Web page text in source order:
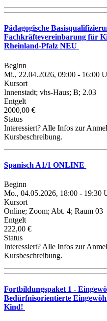
Pädagogische
Fachkräftevereinbarung für
Rheinland-Pfalz NEU
Beginn
Mi., 22.04.2026, 09:00 - 16:00
Kursort
Innenstadt; vhs-Haus; B; 2.03
Entgelt
2000,00 €
Status
Interessiert? Alle Infos zur
Kursbeschreibung.
Spanisch A1/1 ONLINE
Beginn
Mo., 04.05.2026, 18:00 - 19:30
Kursort
Online; Zoom; Abt. 4; Raum 03
Entgelt
222,00 €
Status
Interessiert? Alle Infos zur
Kursbeschreibung.
Fortbildungspaket 1 -
Bedürfnisorientierte
Kind!